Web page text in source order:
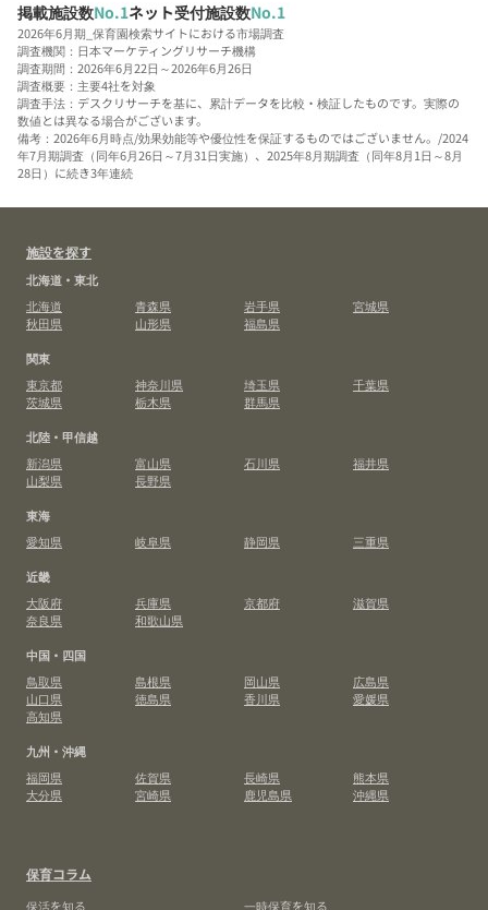
掲載施設数No.1ネット受付施設数No.1
2026年6月期_保育園検索サイトにおける市場調査
調査機関：日本マーケティングリサーチ機構
調査期間：2026年6月22日～2026年6月26日
調査概要：主要4社を対象
調査手法：デスクリサーチを基に、累計データを比較・検証したものです。実際の
数値とは異なる場合がございます。
備考：2026年6月時点/効果効能等や優位性を保証するものではございません。/2024
年7月期調査（同年6月26日～7月31日実施）、2025年8月期調査（同年8月1日～8月
28日）に続き3年連続
施設を探す
北海道・東北
北海道
青森県 岩手県
宮城県
秋田県
山形県
福島県
関東
東京都
神奈川県 埼玉県
千葉県
茨城県
栃木県
群馬県
北陸・甲信越
新潟県
富山県 石川県
福井県
山梨県
長野県
東海
愛知県
岐阜県 静岡県
三重県
近畿
大阪府
兵庫県 京都府
滋賀県
奈良県
和歌山県
中国・四国
鳥取県
島根県 岡山県
広島県
山口県
徳島県 香川県
愛媛県
高知県
九州・沖縄
福岡県
佐賀県 長崎県
熊本県
大分県
宮崎県 鹿児島県 沖縄県
保育コラム
保活を知る 一時保育を知る